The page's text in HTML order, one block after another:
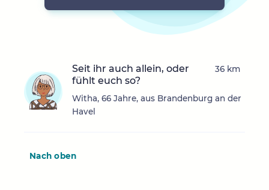
Seit ihr auch allein, oder
fühlt euch so?
Witha, 66 Jahre, aus Brandenburg an der
Havel
36 km
Nach oben